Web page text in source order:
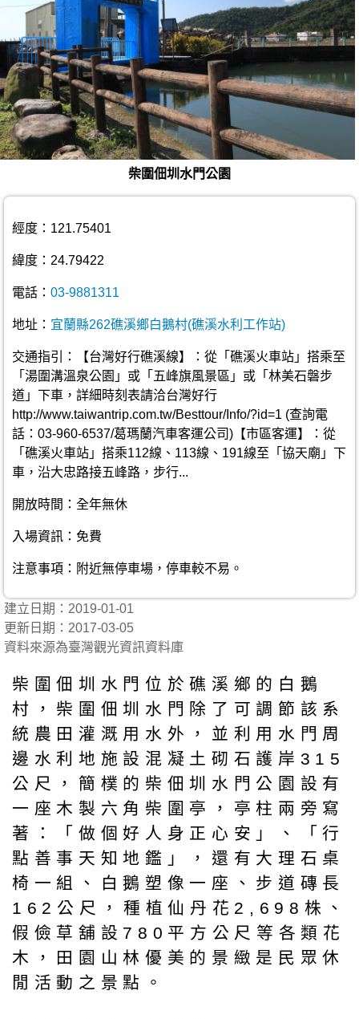
柴圍佃圳水門公園
經度：121.75401
緯度：24.79422
電話： 03-9881311
地址： 宜蘭縣262礁溪鄉白鵝村(礁溪水利工作站)
交通指引：【台灣好行礁溪線】：從「礁溪火車站」搭乘至
「湯圍溝溫泉公園」或「五峰旗風景區」或「林美石磐步
道」下車，詳細時刻表請洽台灣好行
http://www.taiwantrip.com.tw/Besttour/Info/?id=1 (查詢電
話：03-960-6537/葛瑪蘭汽車客運公司)【市區客運】：從
「礁溪火車站」搭乘112線、113線、191線至「協天廟」下
車，沿大忠路接五峰路，步行...
開放時間：全年無休
入場資訊：免費
注意事項：附近無停車場，停車較不易。
建立日期：2019-01-01
更新日期：2017-03-05
資料來源為臺灣觀光資訊資料庫
柴圍佃圳水門位於礁溪鄉的白鵝
村，柴圍佃圳水門除了可調節該系
統農田灌溉用水外，並利用水門周
邊水利地施設混凝土砌石護岸315
公尺，簡樸的柴佃圳水門公園設有
一座木製六角柴圍亭，亭柱兩旁寫
著：「做個好人身正心安」、「行
點善事天知地鑑」，還有大理石桌
椅一組、白鵝塑像一座、步道磚長
162公尺，種植仙丹花2,698株、
假儉草舖設780平方公尺等各類花
木，田園山林優美的景緻是民眾休
閒活動之景點。